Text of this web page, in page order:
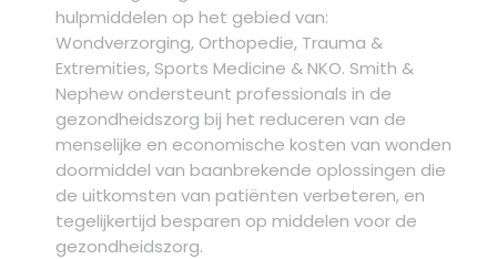
hulpmiddelen op het gebied van:
Wondverzorging, Orthopedie, Trauma &
Extremities, Sports Medicine & NKO. Smith &
Nephew ondersteunt professionals in de
gezondheidszorg bij het reduceren van de
menselijke en economische kosten van wonden
doormiddel van baanbrekende oplossingen die
de uitkomsten van patiënten verbeteren, en
tegelijkertijd besparen op middelen voor de
gezondheidszorg.